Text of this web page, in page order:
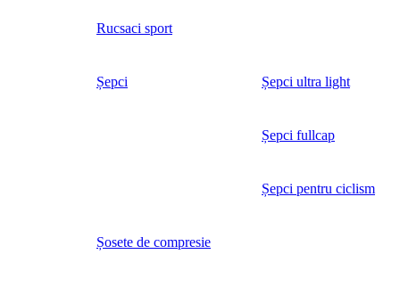
Rucsaci sport
Șepci Șepci ultra light
Șepci fullcap
Șepci pentru ciclism
Șosete de compresie